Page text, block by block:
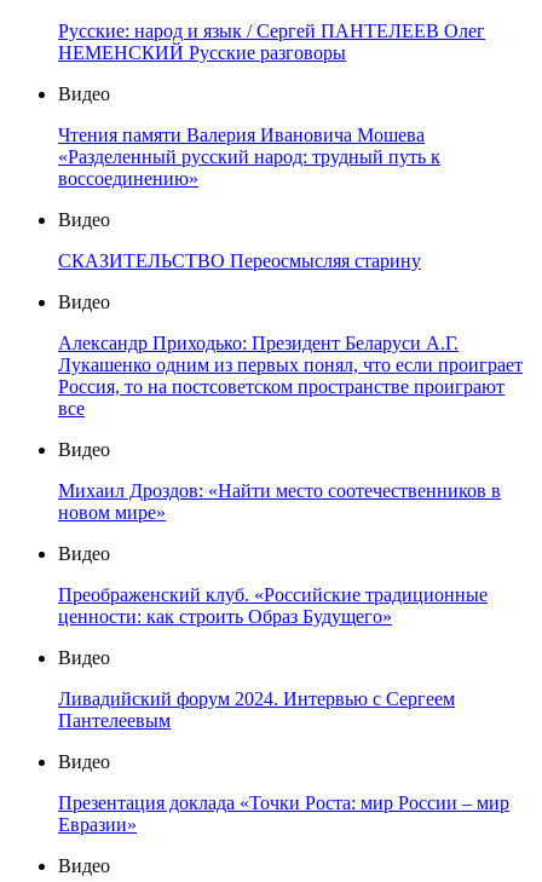
Русские: народ и язык / Сергей ПАНТЕЛЕЕВ Олег
НЕМЕНСКИЙ Русские разговоры
Видео
Чтения памяти Валерия Ивановича Мошева
«Разделенный русский народ: трудный путь к
воссоединению»
Видео
СКАЗИТЕЛЬСТВО Переосмысляя старину
Видео
Александр Приходько: Президент Беларуси А.Г.
Лукашенко одним из первых понял, что если проиграет
Россия, то на постсоветском пространстве проиграют
все
Видео
Михаил Дроздов: «Найти место соотечественников в
новом мире»
Видео
Преображенский клуб. «Российские традиционные
ценности: как строить Образ Будущего»
Видео
Ливадийский форум 2024. Интервью с Сергеем
Пантелеевым
Видео
Презентация доклада «Точки Роста: мир России – мир
Евразии»
Видео